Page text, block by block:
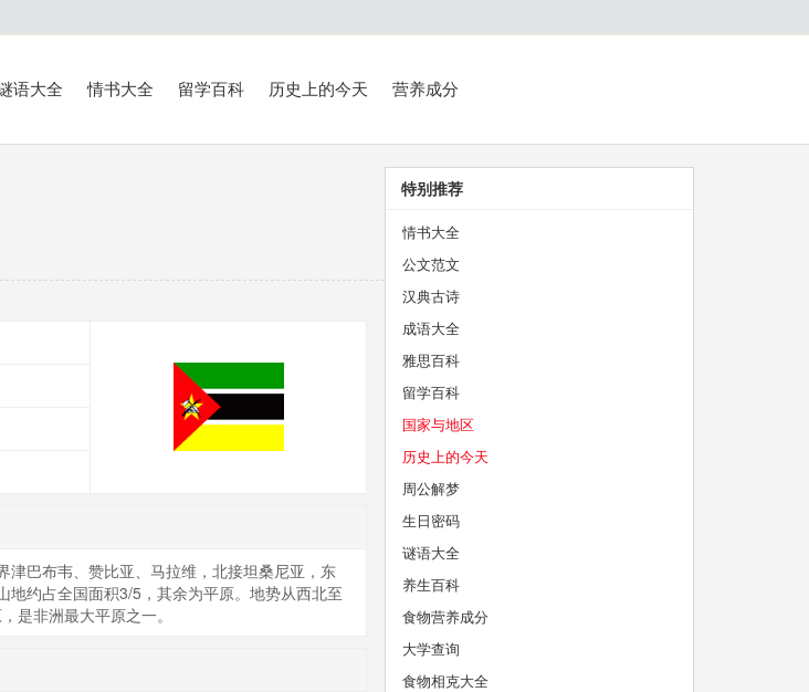
语大全 情书大全 留学百科 历史上的今天 营养成分
巴布韦、赞比亚、马拉维，北接坦桑尼亚，东
约占全国面积3/5，其余为平原。地势从西北至
是非洲最大平原之一。
特别推荐
情书大全
公文范文
汉典古诗
成语大全
雅思百科
留学百科
国家与地区
历史上的今天
周公解梦
生日密码
谜语大全
养生百科
食物营养成分
大学查询
食物相克大全